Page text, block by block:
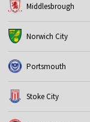
Middlesbrough
Norwich City
Portsmouth
Stoke City